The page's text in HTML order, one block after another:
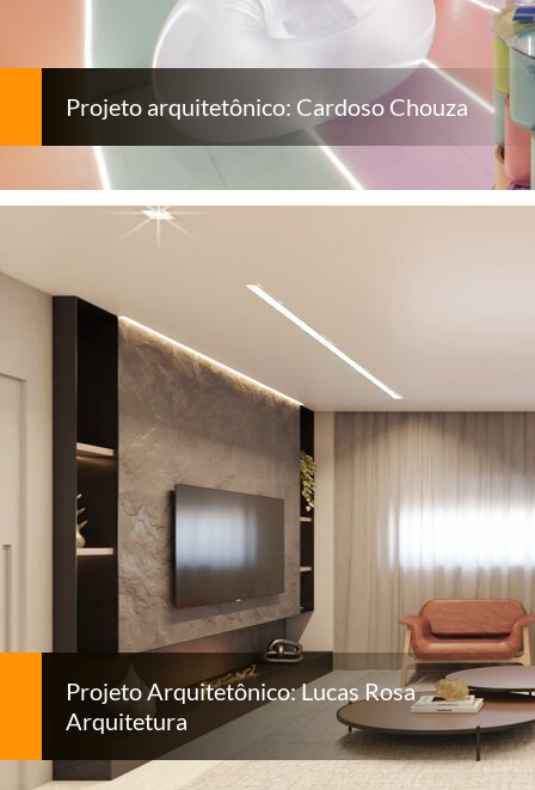
Projeto arquitetônico: Cardoso Chouza
Projeto Arquitetônico: Lucas Rosa
Arquitetura